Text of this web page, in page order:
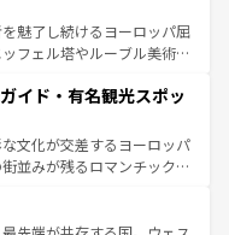
スが生活の一部となってい
た雰囲気や、バルセロナの
では古代ローマ遺跡や中世
が異なるスペインはその個
。
魅了し続けるヨーロッパ屈
フェル塔やルーブル美術館
。華麗な宮殿、歴史的な大
かな自然が、訪れる者を心
は美食の国としても知ら
形文化遺産にも登録されて
彩な楽しみ方が可能だ。さ
が溢れており、どの街角に
イド・有名観光スポッ
文化が交差するヨーロッパ
並みが残るロマンチック街
ても飽きることがない。ベ
ン州のアルプスの絶景、そ